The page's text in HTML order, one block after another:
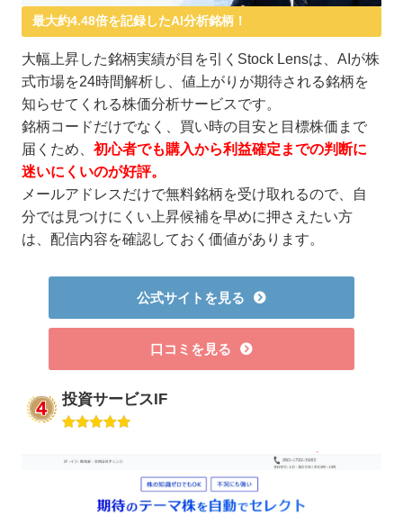
最大約4.48倍を記録したAI分析銘柄！
大幅上昇した銘柄実績が目を引くStock Lensは、AIが株
式市場を24時間解析し、値上がりが期待される銘柄を
知らせてくれる株価分析サービスです。
銘柄コードだけでなく、買い時の目安と目標株価まで
届くため、初心者でも購入から利益確定までの判断に
迷いにくいのが好評。
メールアドレスだけで無料銘柄を受け取れるので、自
分では見つけにくい上昇候補を早めに押さえたい方
は、配信内容を確認しておく価値があります。
公式サイトを見る
口コミを見る
投資サービスIF